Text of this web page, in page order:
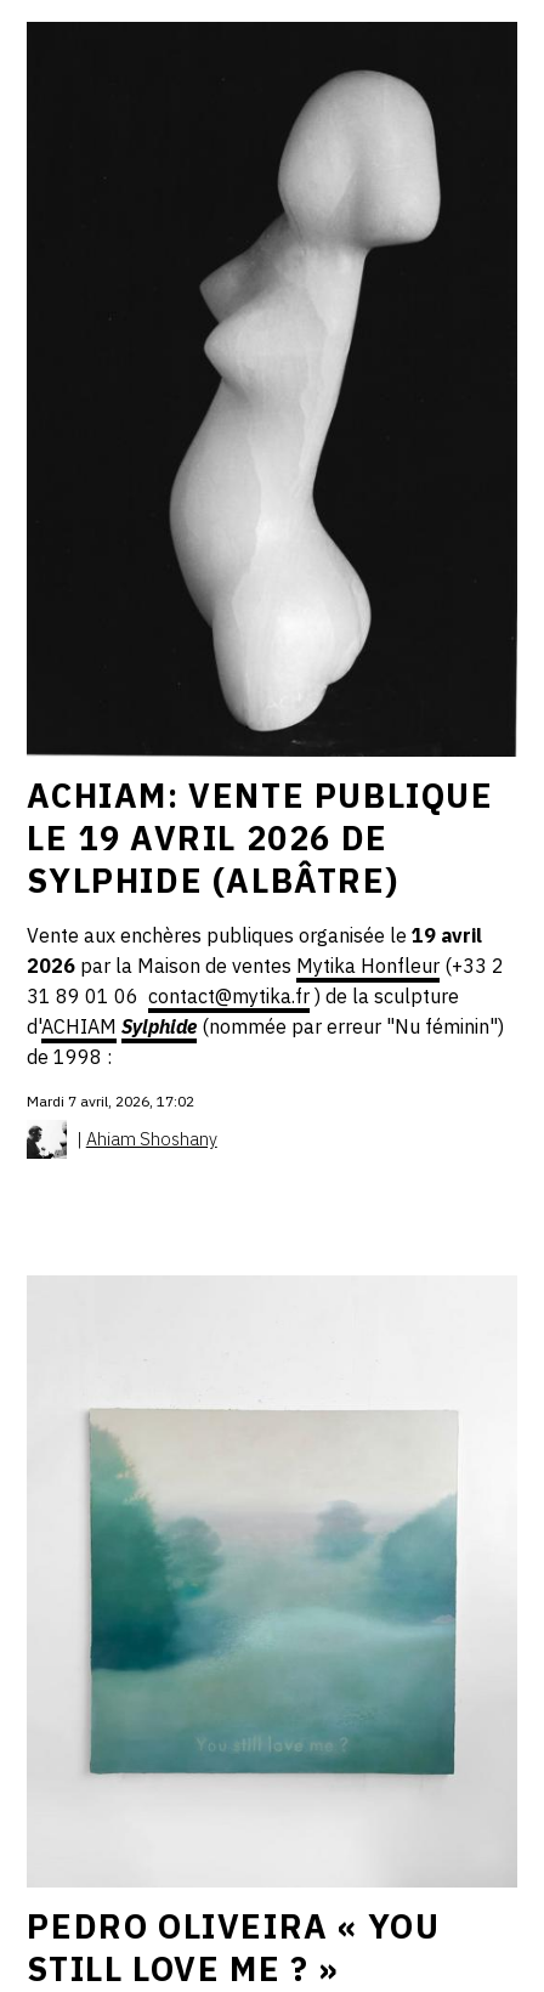
ACHIAM: VENTE PUBLIQUE
LE 19 AVRIL 2026 DE
SYLPHIDE (ALBÂTRE)
Vente aux enchères publiques organisée le 19 avril
2026 par la Maison de ventes Mytika Honfleur (+33 2
31 89 01 06 contact@mytika.fr ) de la sculpture
d'ACHIAM Sylphide (nommée par erreur "Nu féminin")
de 1998 :
Mardi 7 avril, 2026, 17:02
| Ahiam Shoshany
PEDRO OLIVEIRA « YOU
STILL LOVE ME ? »